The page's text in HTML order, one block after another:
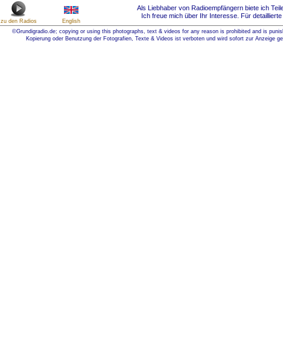
zu den Radios English
Als Liebhaber von Radioempfängern biete ich
Ich freue mich über Ihr Interesse. Für
©Grundigradio.de; copying or using this photographs, text & videos for any reason is prohibited and is
Kopierung oder Benutzung der Fotografien, Texte & Videos ist verboten und wird sofort zur Anzeige